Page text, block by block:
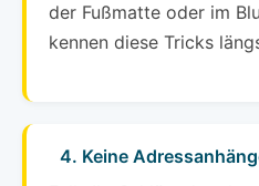
der Fußmatte oder im
kennen diese Tricks
4. Keine